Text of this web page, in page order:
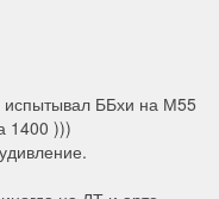
испытывал ББхи на М55
1400 )))